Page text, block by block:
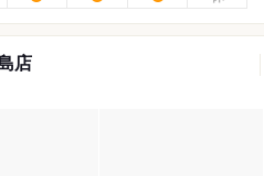
店